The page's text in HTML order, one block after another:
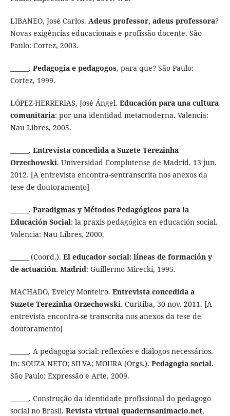
LIBANEO, José Carlos. Adeus professor, adeus professora?
Novas exigências educacionais e profissão docente. São
Paulo: Cortez, 2003.
______. Pedagogia e pedagogos, para que? São Paulo:
Cortez, 1999.
LÓPEZ-HERRERIAS, José Ángel. Educación para una cultura
comunitaria: por una identidad metamoderna. Valencia:
Nau Libres, 2005.
______. Entrevista concedida a Suzete Terezinha
Orzechowski. Universidad Complutense de Madrid, 13 jun.
2012. [A entrevista encontra-sentranscrita nos anexos da
tese de doutoramento]
______. Paradigmas y Métodos Pedagógicos para la
Educación Social: la praxis pedagógica en educación social.
Valencia: Nau Libres, 2000.
______ (Coord.). El educador social: líneas de formación y
de actuación. Madrid: Guillermo Mirecki, 1995.
MACHADO, Evelcy Monteiro. Entrevista concedida a
Suzete Terezinha Orzechowski. Curitiba, 30 nov. 2011. [A
entrevista encontra-se transcrita nos anexos da tese de
doutoramento]
______. A pedagogia social: reflexões e diálogos necessários.
In: SOUZA NETO; SILVA; MOURA (Orgs.). Pedagogia social.
São Paulo: Expressão e Arte, 2009.
______. Construção da identidade profissional do pedagogo
social no Brasil. Revista virtual quadernsanimacio.net,